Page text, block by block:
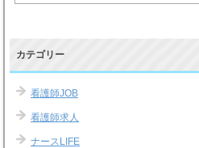
カテゴリー
看護師JOB
看護師求人
ナースLIFE